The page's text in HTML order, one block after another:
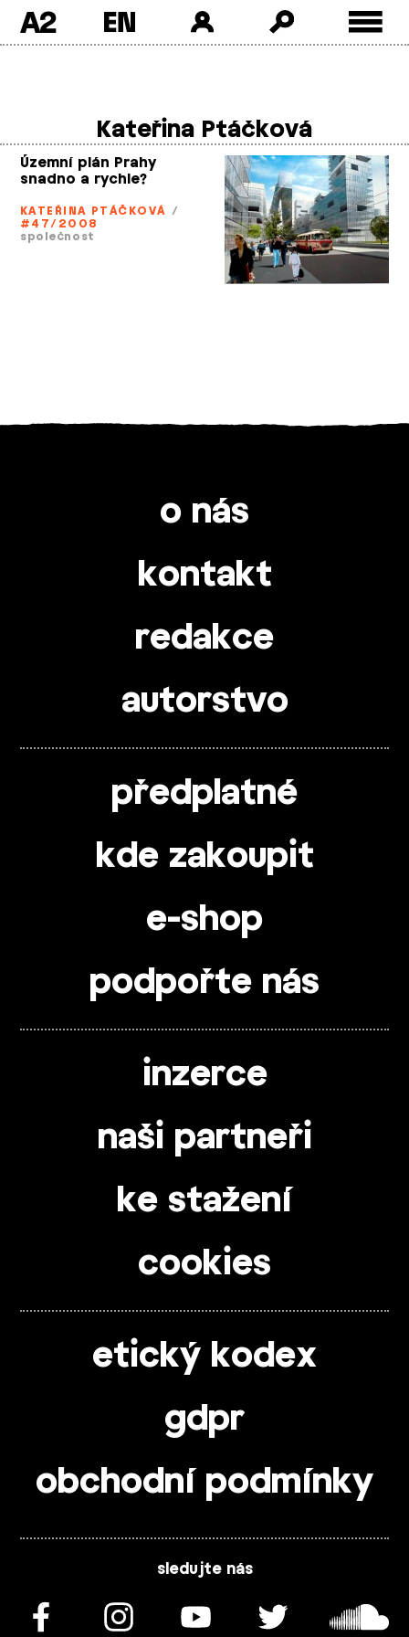
A2
Kateřina Ptáčková
Územní plán Prahy
snadno a rychle?
KATEŘINA PTÁČKOVÁ /
#47/2008
společnost
o nás
kontakt
redakce
autorstvo
předplatné
kde zakoupit
e-shop
podpořte nás
inzerce
naši partneři
ke stažení
cookies
etický kodex
gdpr
obchodní podmínky
sledujte nás